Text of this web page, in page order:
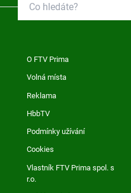
O FTV Prima
Volná místa
Reklama
HbbTV
Podmínky užívání
Cookies
Vlastník FTV Prima spol. s
r.o.